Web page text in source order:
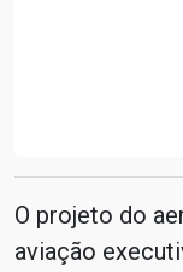
O projeto do
aviação